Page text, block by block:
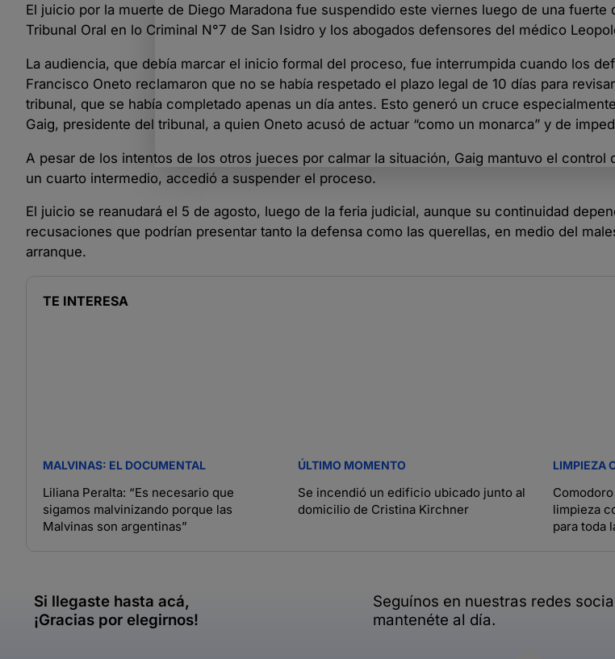
El juicio por la muerte de Diego Maradona fue suspendido este viernes luego de una
Tribunal Oral en lo Criminal N°7 de San Isidro y los abogados defensores del médico
La audiencia, que debía marcar el inicio formal del proceso, fue interrumpida cuando los
Francisco Oneto reclamaron que no se había respetado el plazo legal de 10 días para
tribunal, que se había completado apenas un día antes. Esto generó un cruce
Gaig, presidente del tribunal, a quien Oneto acusó de actuar “como un monarca” y de
A pesar de los intentos de los otros jueces por calmar la situación, Gaig mantuvo el control
un cuarto intermedio, accedió a suspender el proceso.
El juicio se reanudará el 5 de agosto, luego de la feria judicial, aunque su continuidad
recusaciones que podrían presentar tanto la defensa como las querellas, en medio del
arranque.
TE INTERESA
MALVINAS: EL DOCUMENTAL
Liliana Peralta: “Es necesario que
sigamos malvinizando porque las
Malvinas son argentinas”
ÚLTIMO MOMENTO
Se incendió un edificio ubicado junto al
domicilio de Cristina Kirchner
LIMPIEZA
limpieza
para toda
Si llegaste hasta acá,
¡Gracias por elegirnos!
Seguínos en nuestras redes
mantenéte al día.